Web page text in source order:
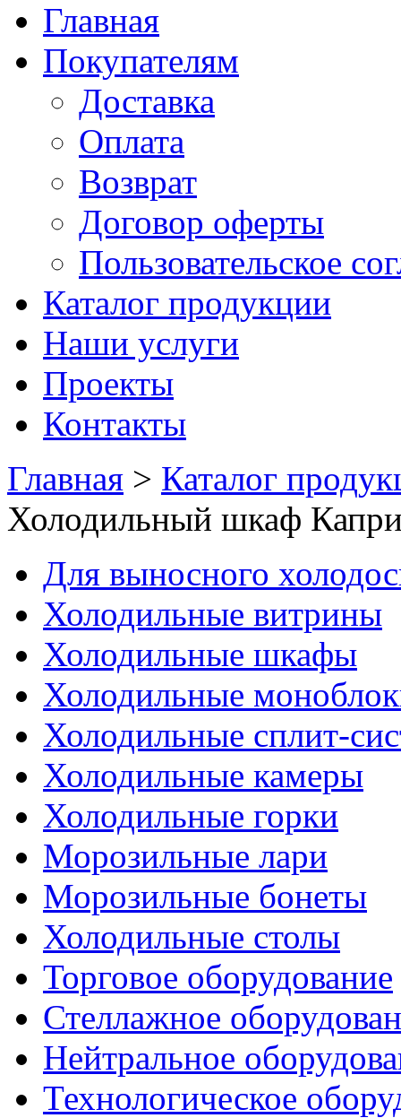
Главная
Покупателям
Доставка
Оплата
Возврат
Договор оферты
Пользовательское
Каталог продукции
Наши услуги
Проекты
Контакты
Главная > Каталог
Холодильный шкаф
Для выносного
Холодильные витрины
Холодильные шкафы
Холодильные
Холодильные сплит-
Холодильные камеры
Холодильные горки
Морозильные лари
Морозильные бонеты
Холодильные столы
Торговое оборудование
Стеллажное
Нейтральное
Технологическое